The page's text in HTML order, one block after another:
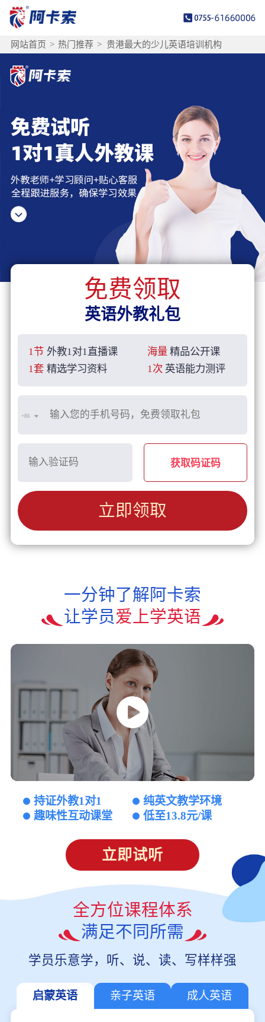
网站首页 > 热门推荐 > 贵港最大的少儿英语培训机构
免费领取
英语外教礼包
1节 外教1对1直播课 海量 精品公开课
1套 精选学习资料 1次 英语能力测评
+86
获取码证码
立即领取
一分钟了解阿卡索
让学员爱上学英语
持证外教1对1
纯英文教学环境
趣味性互动课堂
低至13.8元/课
立即试听
全方位课程体系
满足不同所需
学员乐意学，听、说、读、写样样强
启蒙英语 亲子英语 成人英语